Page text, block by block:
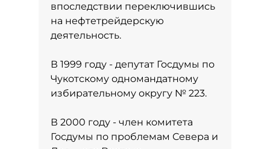
впоследствии переключившись
на нефтетрейдерскую
деятельность.
В 1999 году - депутат Госдумы по
Чукотскому одномандатному
избирательному округу № 223.
В 2000 году - член комитета
Госдумы по проблемам Севера и